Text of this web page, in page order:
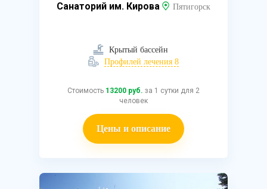
Санаторий им. Кирова Пятигорск
Крытый бассейн
Профилей лечения 8
Стоимость 13200 руб. за 1 сутки для 2
человек
Цены и описание